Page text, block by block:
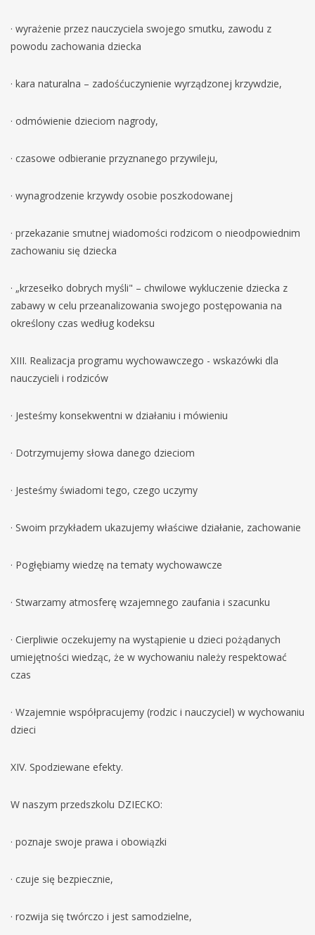
· wyrażenie przez nauczyciela swojego smutku, zawodu z
powodu zachowania dziecka
· kara naturalna – zadośćuczynienie wyrządzonej krzywdzie,
· odmówienie dzieciom nagrody,
· czasowe odbieranie przyznanego przywileju,
· wynagrodzenie krzywdy osobie poszkodowanej
· przekazanie smutnej wiadomości rodzicom o nieodpowiednim
zachowaniu się dziecka
· „krzesełko dobrych myśli" – chwilowe wykluczenie dziecka z
zabawy w celu przeanalizowania swojego postępowania na
określony czas według kodeksu
XIII. Realizacja programu wychowawczego - wskazówki dla
nauczycieli i rodziców
· Jesteśmy konsekwentni w działaniu i mówieniu
· Dotrzymujemy słowa danego dzieciom
· Jesteśmy świadomi tego, czego uczymy
· Swoim przykładem ukazujemy właściwe działanie, zachowanie
· Pogłębiamy wiedzę na tematy wychowawcze
· Stwarzamy atmosferę wzajemnego zaufania i szacunku
· Cierpliwie oczekujemy na wystąpienie u dzieci pożądanych
umiejętności wiedząc, że w wychowaniu należy respektować
czas
· Wzajemnie współpracujemy (rodzic i nauczyciel) w wychowaniu
dzieci
XIV. Spodziewane efekty.
W naszym przedszkolu DZIECKO:
· poznaje swoje prawa i obowiązki
· czuje się bezpiecznie,
· rozwija się twórczo i jest samodzielne,